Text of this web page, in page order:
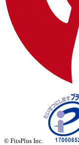
© FitsPlus Inc.